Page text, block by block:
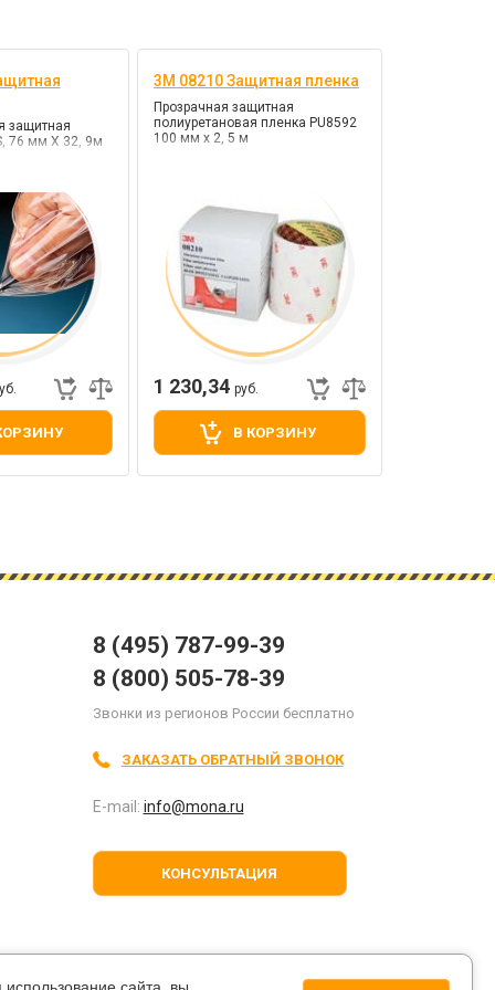
защитная
76 мм Х 32, 9м
3М 08210 Защитная пленка
Прозрачная защитная
полиуретановая пленка PU8592
100 мм х 2, 5 м
1 230,34 руб.
В КОРЗИНУ
8 (495) 787-99-39
8 (800) 505-78-39
Звонки из регионов России бесплатно
ЗАКАЗАТЬ ОБРАТНЫЙ ЗВОНОК
E-mail: info@mona.ru
КОНСУЛЬТАЦИЯ